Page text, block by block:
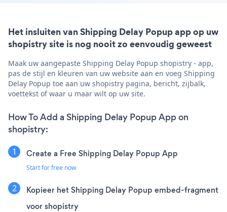
Het insluiten van Shipping Delay Popup app op uw
shopistry site is nog nooit zo eenvoudig geweest
Maak uw aangepaste Shipping Delay Popup shopistry - app,
pas de stijl en kleuren van uw website aan en voeg Shipping
Delay Popup toe aan uw shopistry pagina, bericht, zijbalk,
voettekst of waar u maar wilt op uw site.
How To Add a Shipping Delay Popup App on
shopistry:
Create a Free Shipping Delay Popup App
Start for free now
Kopieer het Shipping Delay Popup embed-fragment
voor shopistry